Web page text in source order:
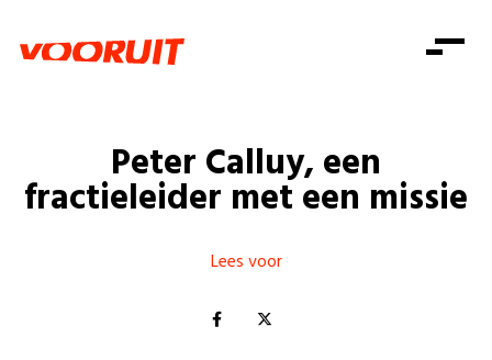
Zorg
Gelijke kansen
Welzijn
Consumentenbescherming
Onze mensen
Standpunten
Vacatures
Doe mee
Doe mee
Word lid
Shop
Login
Peter Calluy, een
fractieleider met een missie
Lees voor